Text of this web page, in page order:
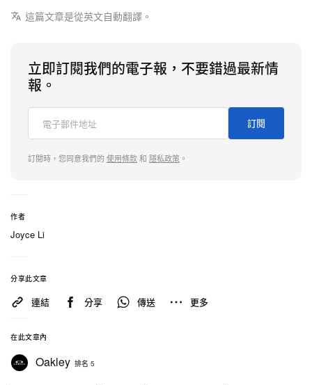
Travis Scott 在場外亦輕鬆搶盡鋒頭。這位來自
感太陽眼鏡，等同率先在現實場景中，為外界送上
Oakley x Cactus Jack 重點聯名企劃的首度實物預覽
這次備受關注的「預告式亮相」，正是 Scott 出任
Oakley Chief Visionary 後的直接成果——一項旨在
徹底重塑品牌創意未來的大型多年合作計劃。與一般
是重新詮釋品牌經典目錄，同時在新一代眼鏡及機能
服飾上，不斷推進設計、創新與文化影響力的邊界
若仍有人質疑場邊所見的那副鏡框是否為官方設計，
Oakley 高層亦已火速給出答案。Oakley & Sports
享一張 Scott 坐在看台的照片，並配上足以令街頭圈
沸騰的說明文字：「我們存在的意義，就是挑戰既定
觀念……為未來而創作，並在當下交付 ❤️‍🔥 我們的
這篇文章是從英文自動翻譯。
立即訂閱我們的電子報，不要錯過最新情
報。
訂閱
訂閱時，您同意我們的 使用條款和 隱私政策 。
作者
Joyce Li
分享此文章
連結 分享 傳送 更多
在此文章內
Oakley 排名 5